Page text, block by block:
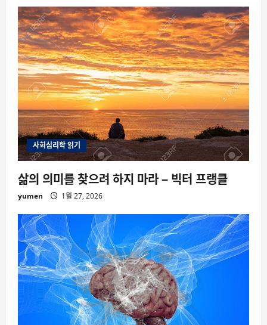
사회심리학 읽기
삶의 의미를 찾으려 하지 마라 – 빅터 프랭클
yumen 1월 27, 2026